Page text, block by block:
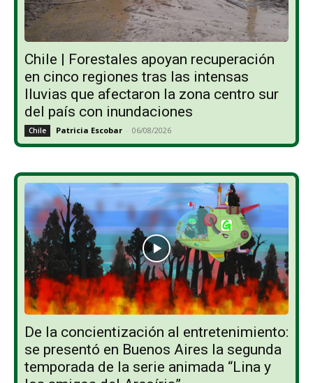
Chile | Forestales apoyan recuperación
en cinco regiones tras las intensas
lluvias que afectaron la zona centro sur
del país con inundaciones
Chile Patricia Escobar - 06/08/2026
De la concientización al entretenimiento:
se presentó en Buenos Aires la segunda
temporada de la serie animada “Lina y